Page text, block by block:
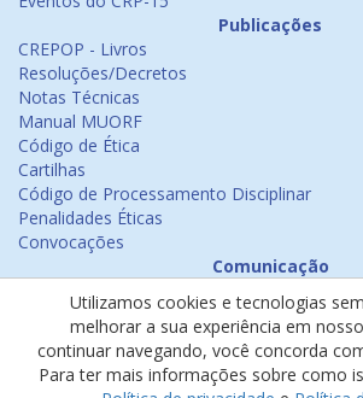
Publicações
CREPOP - Livros
Resoluções/Decretos
Notas Técnicas
Manual MUORF
Código de Ética
Cartilhas
Código de Processamento Disciplinar
Penalidades Éticas
Convocações
Comunicação
Emissão de Certificados
Psicologia na Mídia
Ouvidoria
Política de cookies
Utilizamos cookies e tecnologias
melhorar a sua experiência em
continuar navegando, você concorda
Para ter mais informações sobre como